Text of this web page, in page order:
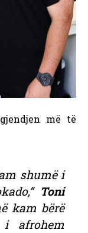
më të
shumë i
Toni
kam bërë
afrohem